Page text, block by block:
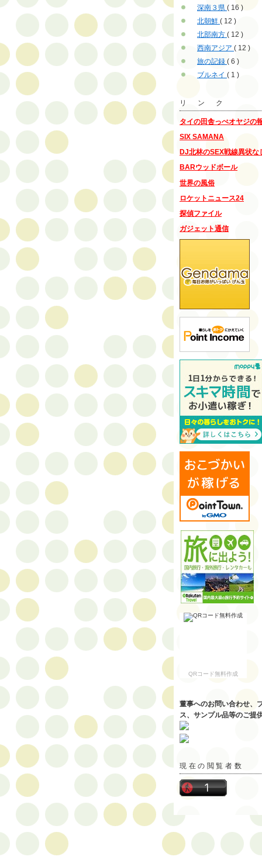
深南３県 ( 16 )
北朝鮮 ( 12 )
北部南方 ( 12 )
西南アジア ( 12 )
旅の記録 ( 6 )
ブルネイ ( 1 )
リ ン ク
タイの田舎っぺオヤジの
SIX SAMANA
DJ北林のSEX戦線異状な
BARウッドボール
世界の風俗
ロケットニュース24
探偵ファイル
ガジェット通信
QRコード無料作成
董事へのお問い合わせ、
ス、サンプル品等のご提
現在の閲覧者数